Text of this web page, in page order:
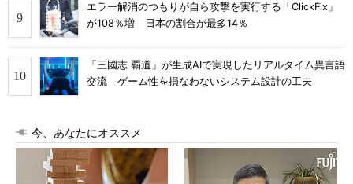
エラー解消のつもりが自ら攻撃を実行する「ClickFix」
が108％増 日本の割合が最多14％
「三國志 覇道」が生成AIで実現したリアルタイム異言語
交流 ゲーム性を損なわないシステム設計の工夫
今、あなたにオススメ